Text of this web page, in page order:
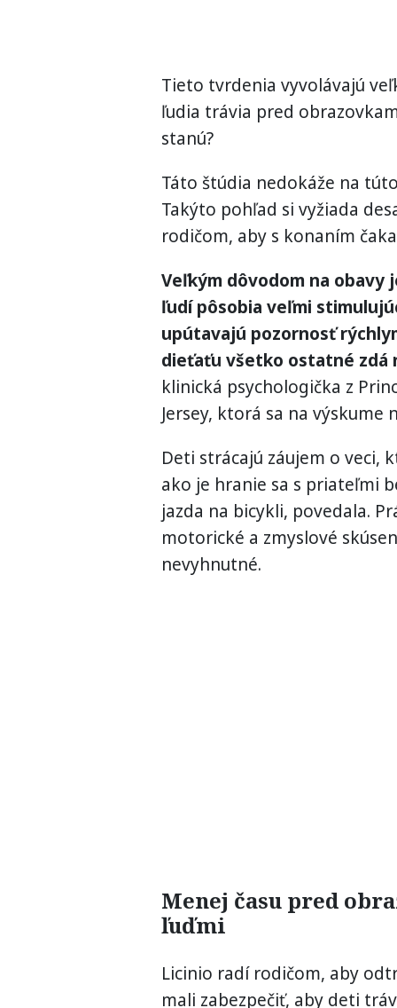
Tieto tvrdenia vyvolávajú
ľudia trávia pred
stanú?
Táto štúdia nedokáže na
Takýto pohľad si vyžiada
rodičom, aby s konaním
Veľkým dôvodom na obavy
ľudí pôsobia veľmi
upútavajú pozornosť
dieťaťu všetko ostatné zdá
klinická psychologička z
Jersey, ktorá sa na výskume
Deti strácajú záujem o veci,
ako je hranie sa s priateľmi
jazda na bicykli, povedala.
motorické a zmyslové
nevyhnutné.
Menej času pred
ľuďmi
Licinio radí rodičom, aby
mali zabezpečiť, aby deti